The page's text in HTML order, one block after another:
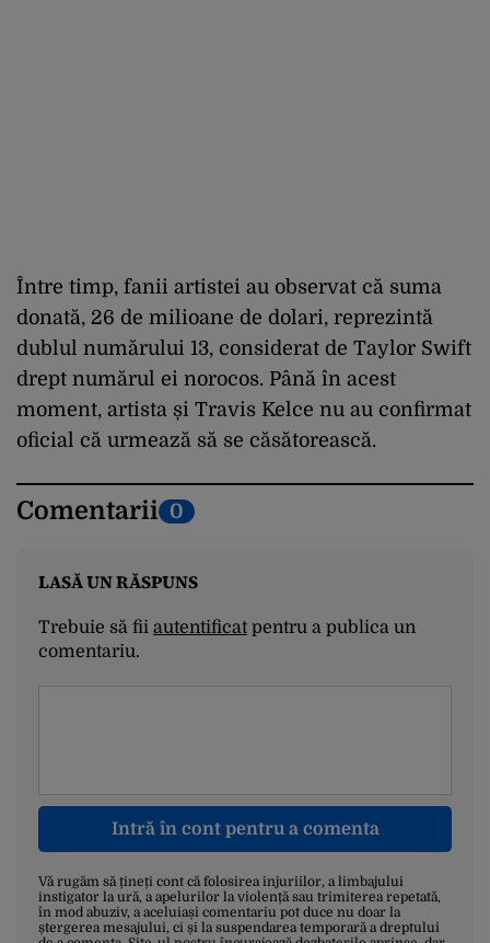
Între timp, fanii artistei au observat că suma
donată, 26 de milioane de dolari, reprezintă
dublul numărului 13, considerat de Taylor Swift
drept numărul ei norocos. Până în acest
moment, artista și Travis Kelce nu au confirmat
oficial că urmează să se căsătorească.
Comentarii 0
LASĂ UN RĂSPUNS
Trebuie să fii autentificatpentru a publica un
comentariu.
Intră în cont pentru a comenta
Vă rugăm să țineți cont că folosirea injuriilor, a limbajului
instigator la ură, a apelurilor la violență sau trimiterea repetată,
în mod abuziv, a aceluiași comentariu pot duce nu doar la
ștergerea mesajului, ci și la suspendarea temporară a dreptului